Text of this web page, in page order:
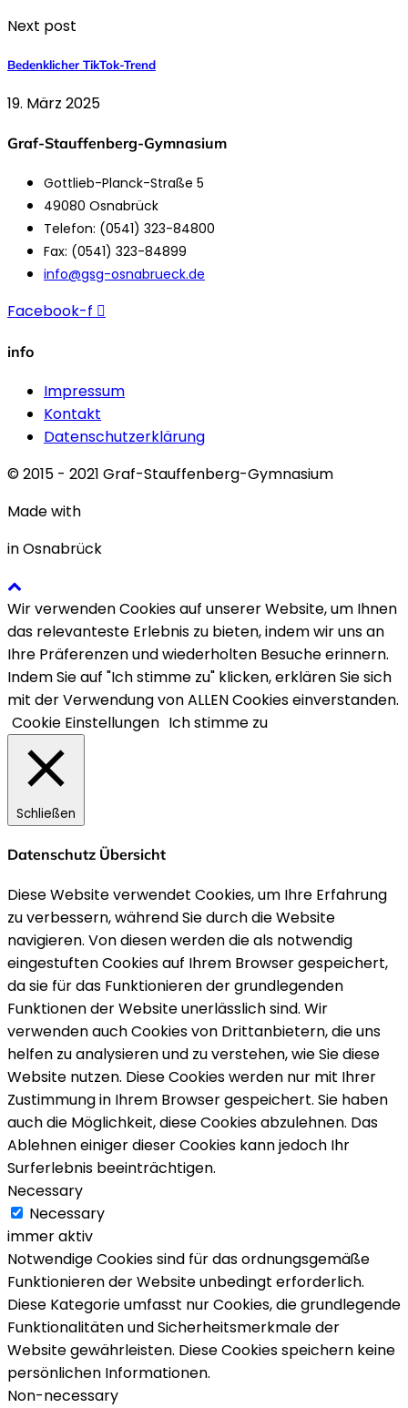
Next post
Bedenklicher TikTok-Trend
19. März 2025
Graf-Stauffenberg-Gymnasium
Gottlieb-Planck-Straße 5
49080 Osnabrück
Telefon: (0541) 323-84800
Fax: (0541) 323-84899
info@gsg-osnabrueck.de
Facebook-f
info
Impressum
Kontakt
Datenschutzerklärung
© 2015 - 2021 Graf-Stauffenberg-Gymnasium
Made with
in Osnabrück
Wir verwenden Cookies auf unserer Website, um Ihnen
das relevanteste Erlebnis zu bieten, indem wir uns an
Ihre Präferenzen und wiederholten Besuche erinnern.
Indem Sie auf "Ich stimme zu" klicken, erklären Sie sich
mit der Verwendung von ALLEN Cookies einverstanden.
Cookie Einstellungen Ich stimme zu
Schließen
Datenschutz Übersicht
Diese Website verwendet Cookies, um Ihre Erfahrung
zu verbessern, während Sie durch die Website
navigieren. Von diesen werden die als notwendig
eingestuften Cookies auf Ihrem Browser gespeichert,
da sie für das Funktionieren der grundlegenden
Funktionen der Website unerlässlich sind. Wir
verwenden auch Cookies von Drittanbietern, die uns
helfen zu analysieren und zu verstehen, wie Sie diese
Website nutzen. Diese Cookies werden nur mit Ihrer
Zustimmung in Ihrem Browser gespeichert. Sie haben
auch die Möglichkeit, diese Cookies abzulehnen. Das
Ablehnen einiger dieser Cookies kann jedoch Ihr
Surferlebnis beeinträchtigen.
Necessary
Necessary
immer aktiv
Notwendige Cookies sind für das ordnungsgemäße
Funktionieren der Website unbedingt erforderlich.
Diese Kategorie umfasst nur Cookies, die grundlegende
Funktionalitäten und Sicherheitsmerkmale der
Website gewährleisten. Diese Cookies speichern keine
persönlichen Informationen.
Non-necessary